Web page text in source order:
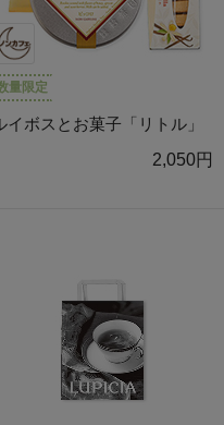
量限定
イボスとお菓子「リトル」
2,050円